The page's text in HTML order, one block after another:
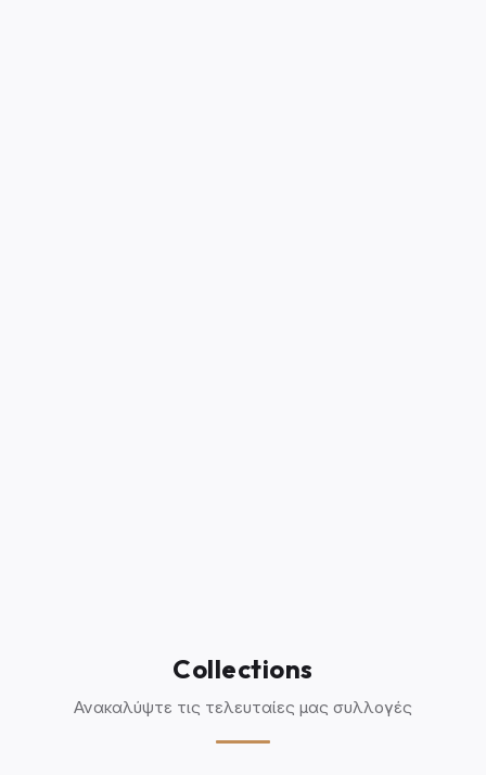
Collections
Ανακαλύψτε τις τελευταίες μας συλλογές